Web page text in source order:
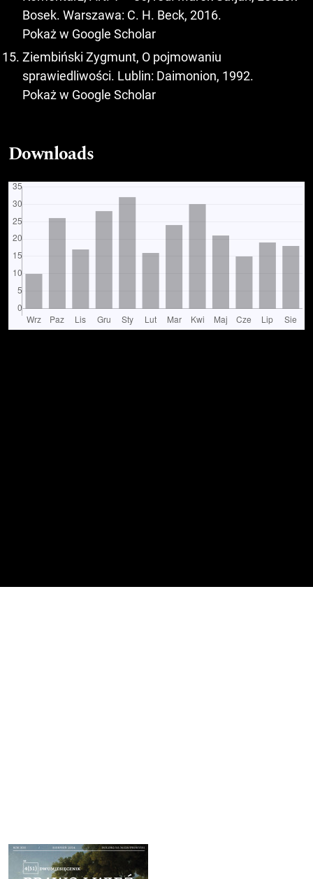
Bosek. Warszawa: C. H. Beck, 2016.
Pokaż w Google Scholar
Ziembiński Zygmunt, O pojmowaniu
sprawiedliwości. Lublin: Daimonion, 1992.
Pokaż w Google Scholar
Downloads
Cover image